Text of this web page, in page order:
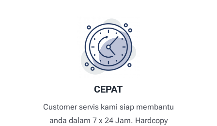
CEPAT
Customer servis kami siap membantu
anda dalam 7 x 24 Jam. Hardcopy